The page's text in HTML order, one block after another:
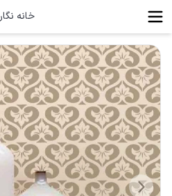
خانه نگار